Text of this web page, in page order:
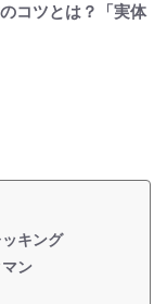
コツとは？「実体
キング
ン